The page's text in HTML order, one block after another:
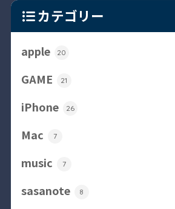
カテゴリー
apple 20
GAME 21
iPhone 26
Mac 7
music 7
sasanote 8